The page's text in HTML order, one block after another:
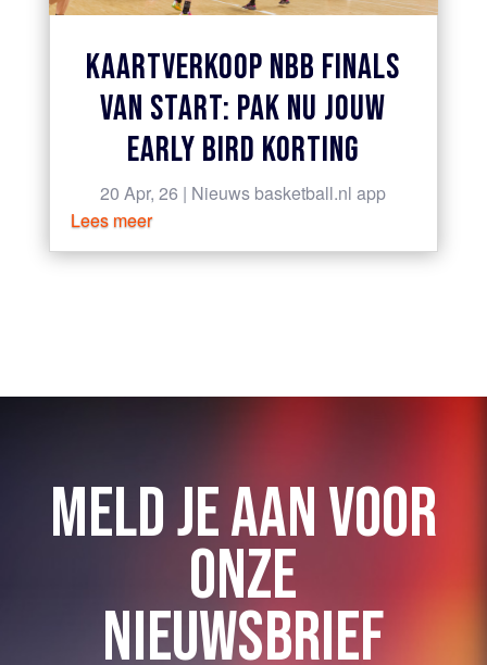
KAARTVERKOOP NBB FINALS
VAN START: PAK NU JOUW
EARLY BIRD KORTING
20 Apr, 26 | Nieuws basketball.nl app
Lees meer
MELD JE AAN VOOR
ONZE
NIEUWSBRIEF